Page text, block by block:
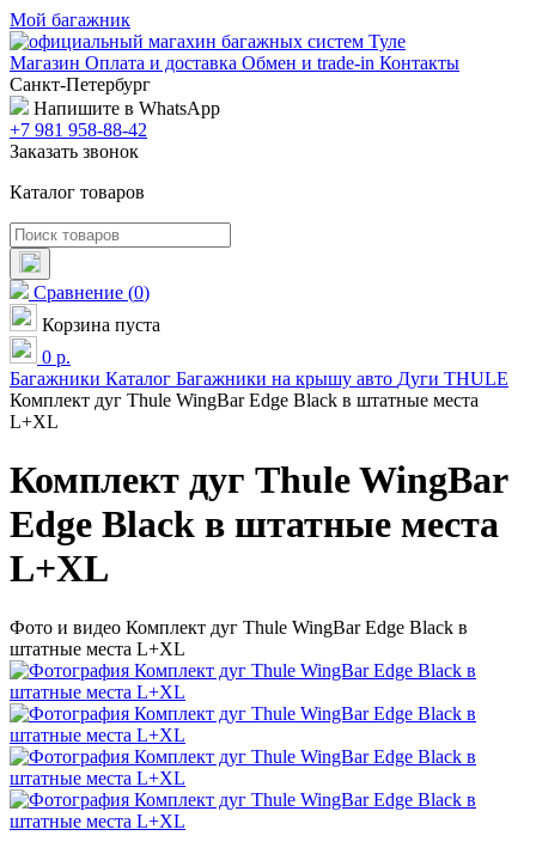
Мой багажник
Магазин Оплата и доставка Обмен и trade-in Контакты
Санкт-Петербург
Напишите в WhatsApp
+7 981 958-88-42
Заказать звонок
Каталог товаров
Сравнение (0)
Корзина пуста
0 р.
Багажники Каталог Багажники на крышу авто Дуги THULE
Комплект дуг Thule WingBar Edge Black в штатные места
L+XL
Комплект дуг Thule WingBar
Edge Black в штатные места
L+XL
Фото и видео Комплект дуг Thule WingBar Edge Black в
штатные места L+XL